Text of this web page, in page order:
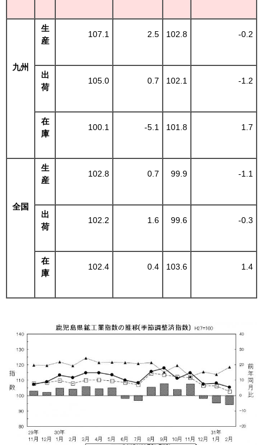
九州
生
産
107.1 2.5 102.8 -0.2
出
荷
105.0 0.7 102.1 -1.2
在
庫
100.1 -5.1 101.8 1.7
全国
生
産
102.8 0.7 99.9 -1.1
出
荷
102.2 1.6 99.6 -0.3
在
庫
102.4 0.4 103.6 1.4